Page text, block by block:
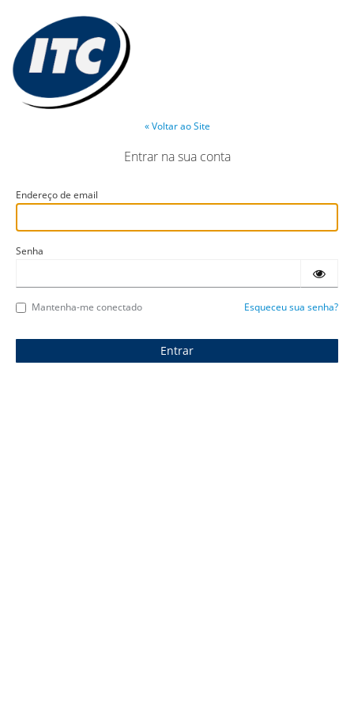
« Voltar ao Site
Entrar na sua conta
Endereço de email
Senha
Mantenha-me conectado Esqueceu sua senha?